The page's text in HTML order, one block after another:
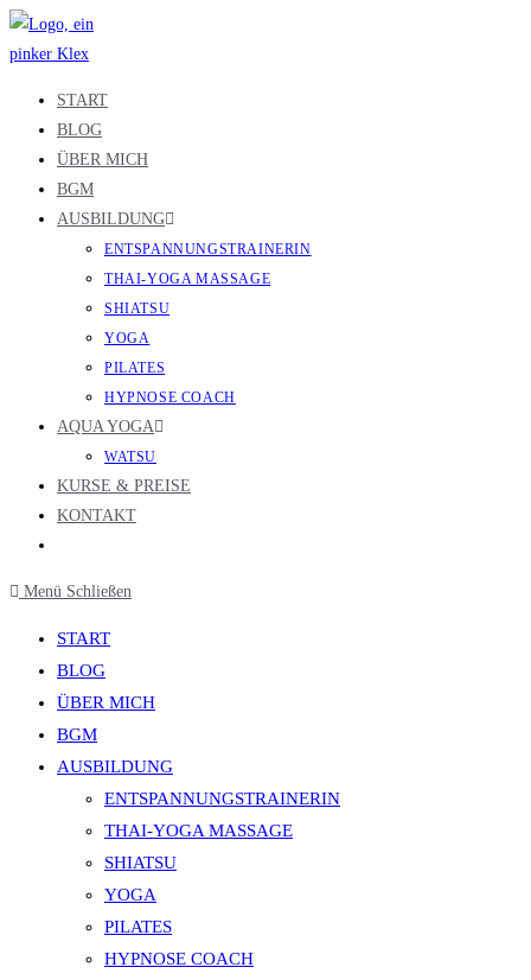
Zum
Inhalt
START
BLOG
ÜBER MICH
BGM
AUSBILDUNG
ENTSPANNUNGSTRAINERIN
THAI-YOGA MASSAGE
SHIATSU
YOGA
PILATES
HYPNOSE COACH
AQUA YOGA
WATSU
KURSE & PREISE
KONTAKT
umschalten
Menü Schließen
START
BLOG
ÜBER MICH
BGM
AUSBILDUNG
ENTSPANNUNGSTRAINERIN
THAI-YOGA MASSAGE
SHIATSU
YOGA
PILATES
HYPNOSE COACH